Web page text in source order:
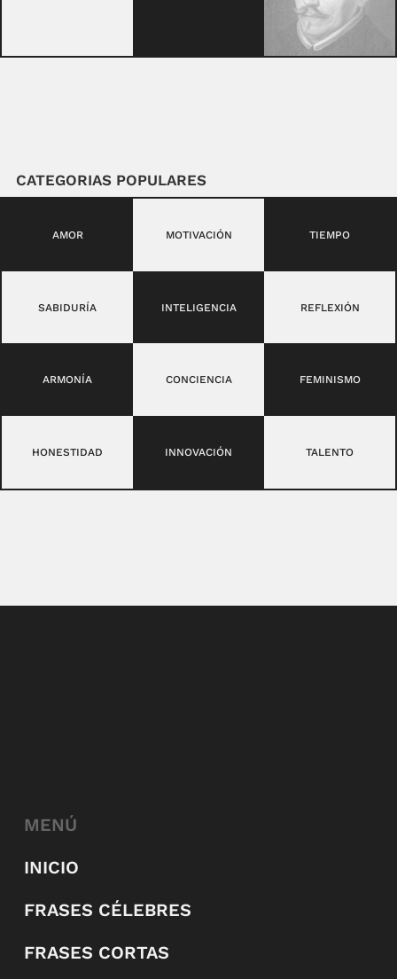
CATEGORIAS POPULARES
AMOR MOTIVACIÓN TIEMPO
SABIDURÍA INTELIGENCIA REFLEXIÓN
ARMONÍA CONCIENCIA FEMINISMO
HONESTIDAD INNOVACIÓN TALENTO
MENÚ
INICIO
FRASES CÉLEBRES
FRASES CORTAS